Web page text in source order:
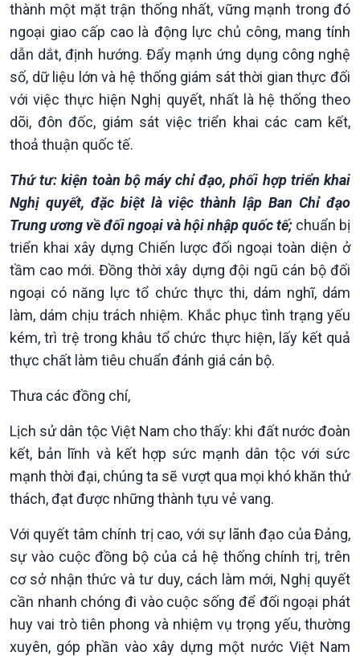
VOV1 đặc biệt
Thanh âm ký sự
Chân dung cuộc sống
Các chương trình đặc biệt
thành một mặt trận thống nhất, vững mạnh trong đó
ngoại giao cấp cao là động lực chủ công, mang tính
dẫn dắt, định hướng. Đẩy mạnh ứng dụng công nghệ
số, dữ liệu lớn và hệ thống giám sát thời gian thực đối
với việc thực hiện Nghị quyết, nhất là hệ thống theo
dõi, đôn đốc, giám sát việc triển khai các cam kết,
thoả thuận quốc tế.
Thứ tư: kiện toàn bộ máy chỉ đạo, phối hợp triển khai
Nghị quyết, đặc biệt là việc thành lập Ban Chỉ đạo
Trung ương về đối ngoại và hội nhập quốc tế; chuẩn bị
triển khai xây dựng Chiến lược đối ngoại toàn diện ở
tầm cao mới. Đồng thời xây dựng đội ngũ cán bộ đối
ngoại có năng lực tổ chức thực thi, dám nghĩ, dám
làm, dám chịu trách nhiệm. Khắc phục tình trạng yếu
kém, trì trệ trong khâu tổ chức thực hiện, lấy kết quả
thực chất làm tiêu chuẩn đánh giá cán bộ.
Thưa các đồng chí,
Lịch sử dân tộc Việt Nam cho thấy: khi đất nước đoàn
kết, bản lĩnh và kết hợp sức mạnh dân tộc với sức
mạnh thời đại, chúng ta sẽ vượt qua mọi khó khăn thử
thách, đạt được những thành tựu vẻ vang.
Với quyết tâm chính trị cao, với sự lãnh đạo của Đảng,
sự vào cuộc đồng bộ của cả hệ thống chính trị, trên
cơ sở nhận thức và tư duy, cách làm mới, Nghị quyết
cần nhanh chóng đi vào cuộc sống để đối ngoại phát
huy vai trò tiên phong và nhiệm vụ trọng yếu, thường
xuyên, góp phần vào xây dựng một nước Việt Nam